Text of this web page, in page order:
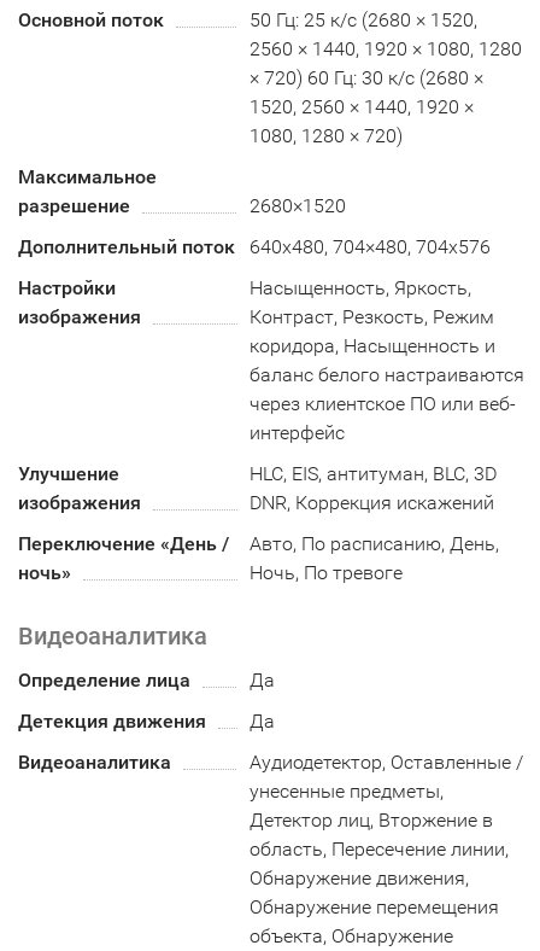
Основной поток
50 Гц: 25 к/с (2680 × 1520,
2560 × 1440, 1920 × 1080, 1280
× 720) 60 Гц: 30 к/с (2680 ×
1520, 2560 × 1440, 1920 ×
1080, 1280 × 720)
Максимальное
разрешение
2680×1520
Дополнительный поток
640x480, 704×480, 704x576
Настройки
изображения
Насыщенность, Яркость,
Контраст, Резкость, Режим
коридора, Насыщенность и
баланс белого настраиваются
через клиентское ПО или веб-
интерфейс
Улучшение
изображения
HLC, EIS, антитуман, BLC, 3D
DNR, Коррекция искажений
Переключение «День /
ночь»
Авто, По расписанию, День,
Ночь, По тревоге
Видеоаналитика
Определение лица
Да
Детекция движения
Да
Видеоаналитика
Аудиодетектор, Оставленные /
унесенные предметы,
Детектор лиц, Вторжение в
область, Пересечение линии,
Обнаружение движения,
Обнаружение перемещения
объекта, Обнаружение